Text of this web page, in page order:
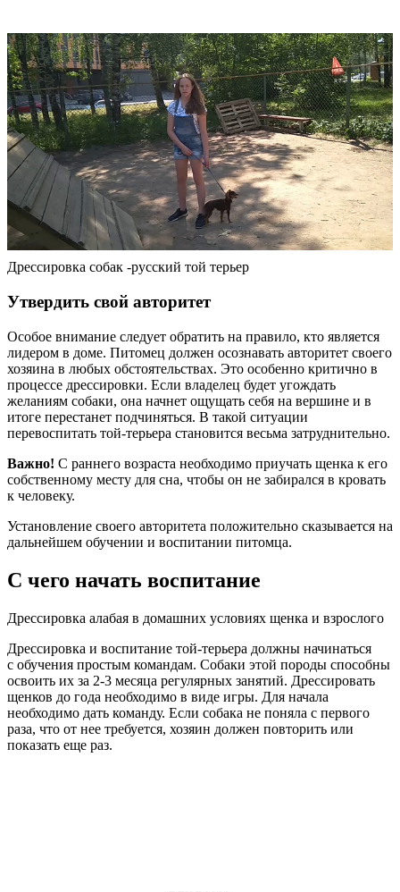
Дрессировка собак -русский той терьер
Утвердить свой авторитет
Особое внимание следует обратить на правило, кто является
лидером в доме. Питомец должен осознавать авторитет своего
хозяина в любых обстоятельствах. Это особенно критично в
процессе дрессировки. Если владелец будет угождать
желаниям собаки, она начнет ощущать себя на вершине и в
итоге перестанет подчиняться. В такой ситуации
перевоспитать той-терьера становится весьма затруднительно.
Важно! С раннего возраста необходимо приучать щенка к его
собственному месту для сна, чтобы он не забирался в кровать
к человеку.
Установление своего авторитета положительно сказывается на
дальнейшем обучении и воспитании питомца.
С чего начать воспитание
Дрессировка алабая в домашних условиях щенка и взрослого
Дрессировка и воспитание той-терьера должны начинаться
с обучения простым командам. Собаки этой породы способны
освоить их за 2-3 месяца регулярных занятий. Дрессировать
щенков до года необходимо в виде игры. Для начала
необходимо дать команду. Если собака не поняла с первого
раза, что от нее требуется, хозяин должен повторить или
показать еще раз.